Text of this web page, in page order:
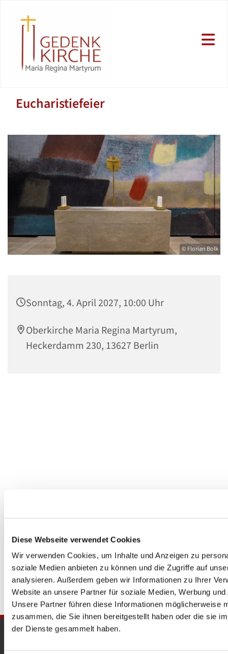
Diese Webseite verwendet Cookies
Wir verwenden Cookies, um Inhalte und Anzeigen zu
soziale Medien anbieten zu können und die Zugriffe auf
analysieren. Außerdem geben wir Informationen zu Ihrer
Website an unsere Partner für soziale Medien, Werbung
Unsere Partner führen diese Informationen möglicherweise
zusammen, die Sie ihnen bereitgestellt haben oder die sie
der Dienste gesammelt haben.
Eucharistiefeier
© Florian Bolk
Sonntag, 4. April 2027, 10:00 Uhr
Oberkirche Maria Regina Martyrum,
Heckerdamm 230, 13627 Berlin